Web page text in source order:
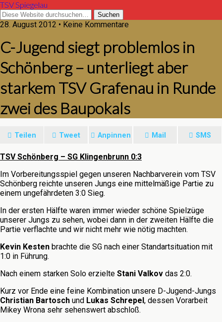
TSV Spiegelau
28. August 2012 • Keine Kommentare
C-Jugend siegt problemlos in
Schönberg – unterliegt aber
starkem TSV Grafenau in Runde
zwei des Baupokals
Teilen Tweet Anpinnen Mail SMS
TSV Schönberg – SG Klingenbrunn 0:3
Im Vorbereitungsspiel gegen unseren Nachbarverein vom TSV
Schönberg reichte unseren Jungs eine mittelmäßige Partie zu
einem ungefährdeten 3:0 Sieg.
In der ersten Hälfte waren immer wieder schöne Spielzüge
unserer Jungs zu sehen, wobei dann in der zweiten Hälfte die
Partie verflachte und wir nicht mehr wie nötig machten.
Kevin Kesten brachte die SG nach einer Standartsituation mit
1:0 in Führung.
Nach einem starken Solo erzielte Stani Valkov das 2:0.
Kurz vor Ende eine feine Kombination unsere D-Jugend-Jungs
Christian Bartosch und Lukas Schrepel, dessen Vorarbeit
Mikey Wrona sehr sehenswert abschloß.